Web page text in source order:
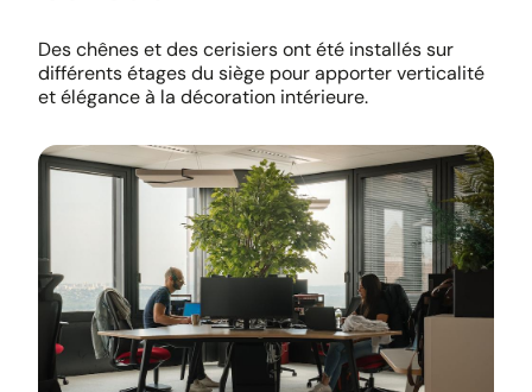
Des chênes et des cerisiers ont été installés sur
différents étages du siège pour apporter verticalité
et élégance à la décoration intérieure.